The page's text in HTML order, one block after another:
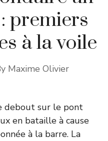
premiers
à la voile
Maxime Olivier
debout sur le pont
en bataille à cause
à la barre. La